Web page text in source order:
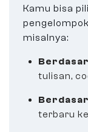
Kamu bisa
misalnya:
tulisan,
terbaru